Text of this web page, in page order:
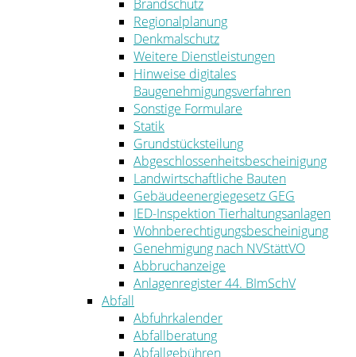
Brandschutz
Regionalplanung
Denkmalschutz
Weitere Dienstleistungen
Hinweise digitales
Baugenehmigungsverfahren
Sonstige Formulare
Statik
Grundstücksteilung
Abgeschlossenheitsbescheinigung
Landwirtschaftliche Bauten
Gebäudeenergiegesetz GEG
IED-Inspektion Tierhaltungsanlagen
Wohnberechtigungsbescheinigung
Genehmigung nach NVStättVO
Abbruchanzeige
Anlagenregister 44. BImSchV
Abfall
Abfuhrkalender
Abfallberatung
Abfallgebühren